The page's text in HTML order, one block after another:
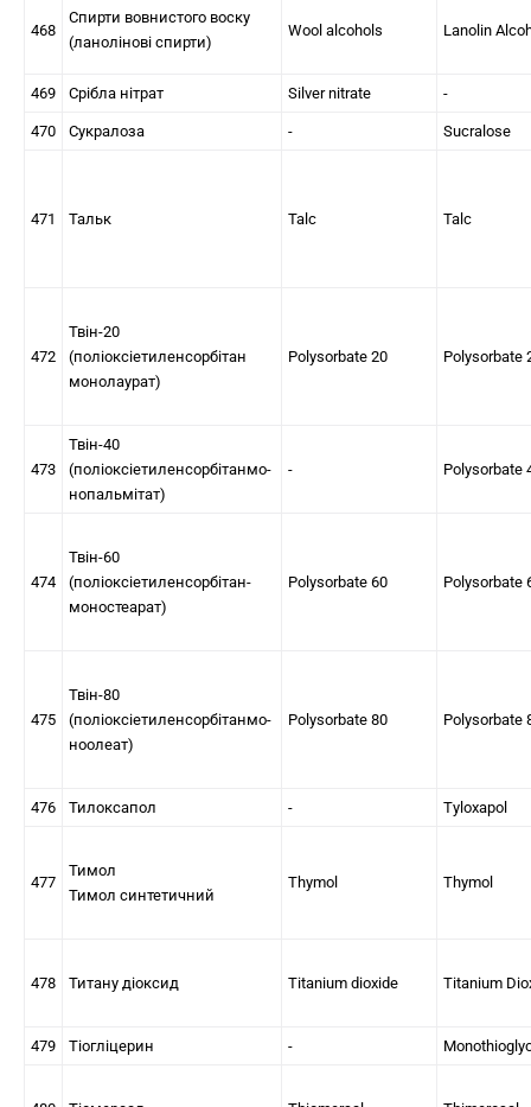
468
Спирти вовнистого воску
(ланолінові спирти)
Wool alcohols Lanolin
469 Срібла нітрат Silver nitrate -
470 Сукралоза - Sucralose
471 Тальк Talc Talc
472
Твін-20
(поліоксіетиленсорбітан
монолаурат)
Polysorbate 20 Polysorbate
473
Твін-40
(поліоксіетиленсорбітанмо-
нопальмітат)
- Polysorbate
474
Твін-60
(поліоксіетиленсорбітан-
моностеарат)
Polysorbate 60 Polysorbate
475
Твін-80
(поліоксіетиленсорбітанмо-
ноолеат)
Polysorbate 80 Polysorbate
476 Тилоксапол - Tyloxapol
477
Тимол
Тимол синтетичний
Thymol Thymol
478 Титану діоксид Titanium dioxide Titanium
479 Тіогліцерин -